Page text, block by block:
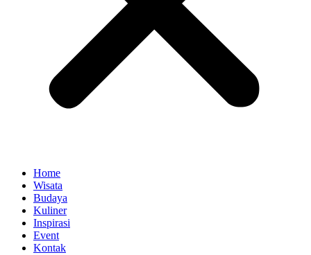
Home
Wisata
Budaya
Kuliner
Inspirasi
Event
Kontak